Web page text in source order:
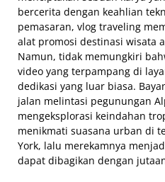
bercerita dengan keahlian
pemasaran, vlog traveling
alat promosi destinasi wisata
Namun, tidak memungkiri
video yang terpampang di
dedikasi yang luar biasa.
jalan melintasi pegunungan
mengeksplorasi keindahan
menikmati suasana urban di
York, lalu merekamnya
dapat dibagikan dengan